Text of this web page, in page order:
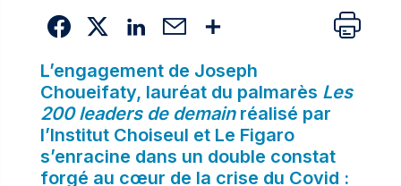
L’engagement de Joseph
Choueifaty, lauréat du palmarès Les
200 leaders de demain réalisé par
l’Institut Choiseul et Le Figaro
s’enracine dans un double constat
forgé au cœur de la crise du Covid :